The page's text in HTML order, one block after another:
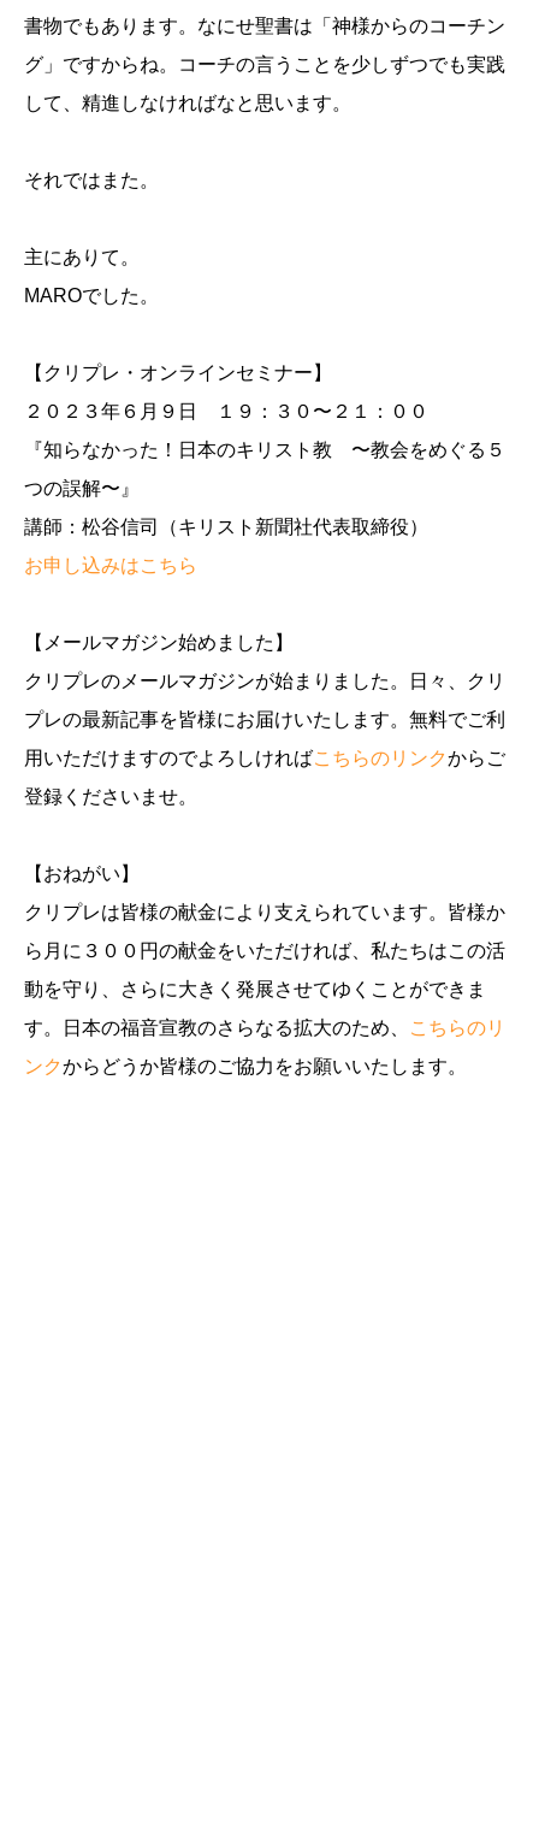
書物でもあります。なにせ聖書は「神様からのコーチン
グ」ですからね。コーチの言うことを少しずつでも実践
して、精進しなければなと思います。
それではまた。
主にありて。
MAROでした。
【クリプレ・オンラインセミナー】
２０２３年６月９日 １９：３０〜２１：００
『知らなかった！日本のキリスト教 〜教会をめぐる５
つの誤解〜』
講師：松谷信司（キリスト新聞社代表取締役）
お申し込みはこちら
【メールマガジン始めました】
クリプレのメールマガジンが始まりました。日々、クリ
プレの最新記事を皆様にお届けいたします。無料でご利
用いただけますのでよろしければこちらのリンクからご
登録くださいませ。
【おねがい】
クリプレは皆様の献金により支えられています。皆様か
ら月に３００円の献金をいただければ、私たちはこの活
動を守り、さらに大きく発展させてゆくことができま
す。日本の福音宣教のさらなる拡大のため、
こちらのリ
ンクからどうか皆様のご協力をお願いいたします。